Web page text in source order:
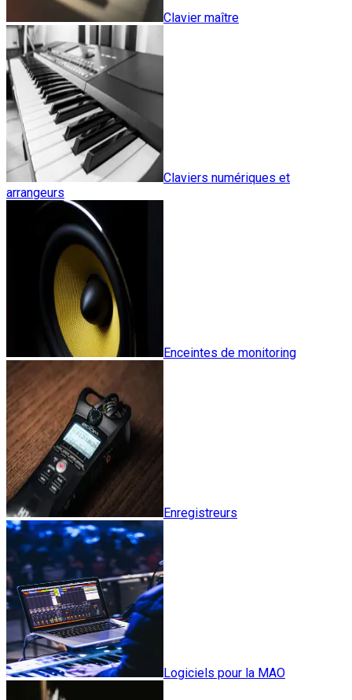
Clavier maître
Claviers numériques et
arrangeurs
Enceintes de monitoring
Enregistreurs
Logiciels pour la MAO